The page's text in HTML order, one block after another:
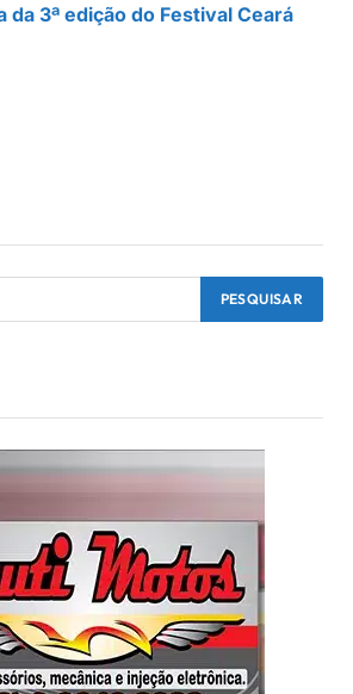
da 3ª edição do Festival Ceará